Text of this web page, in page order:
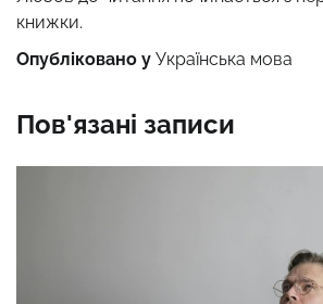
книжки.
Опубліковано у Українська мова
Пов'язані записи